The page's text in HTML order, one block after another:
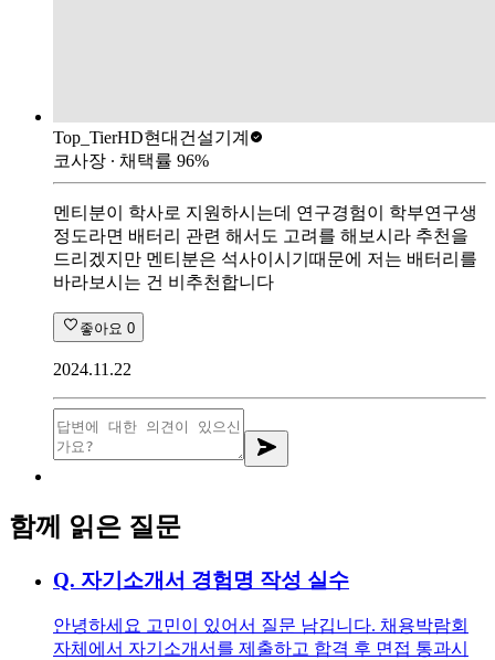
Top_TierHD현대건설기계
코사장 ∙ 채택률 96%
멘티분이 학사로 지원하시는데 연구경험이 학부연구생
정도라면 배터리 관련 해서도 고려를 해보시라 추천을
드리겠지만 멘티분은 석사이시기때문에 저는 배터리를
바라보시는 건 비추천합니다
좋아요 0
2024.11.22
함께 읽은 질문
Q. 자기소개서 경험명 작성 실수
안녕하세요 고민이 있어서 질문 남깁니다. 채용박람회
자체에서 자기소개서를 제출하고 합격 후 면접 통과시